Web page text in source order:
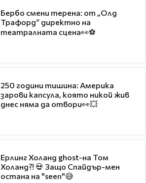
Бербо смени терена: от „Олд
Трафорд“ директно на
театралната сцена👀⚽
250 години тишина: Америка
зарови капсула, която никой жив
днес няма да отвори👀💥
Ерлинг Холанд ghost-на Том
Холанд?! 💀 Защо Спайдър-мен
остана на "seen"😅